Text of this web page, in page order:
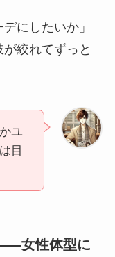
にしたいか」
絞れてずっと
ユ
目
女性体型に